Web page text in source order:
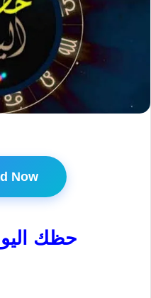
Now
حظك اليوم 2/7/